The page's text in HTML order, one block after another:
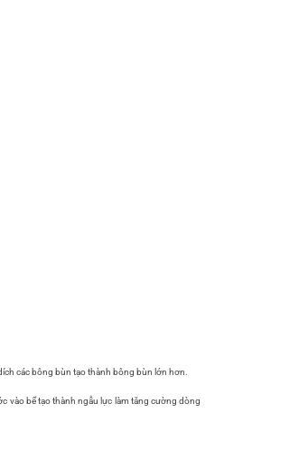
các bông bùn tạo thành bông bùn lớn hơn.
vào bể tạo thành ngẫu lực làm tăng cường dòng